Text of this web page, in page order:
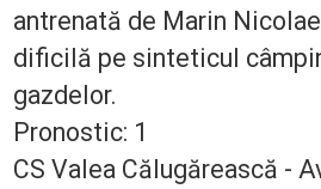
antrenată de Marin
dificilă pe sinteticul
gazdelor.
Pronostic: 1
CS Valea Călugărească -